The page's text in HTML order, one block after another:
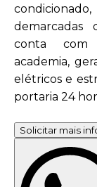
demarcadas
conta com
academia,
elétricos e
portaria 24
Solicitar mais